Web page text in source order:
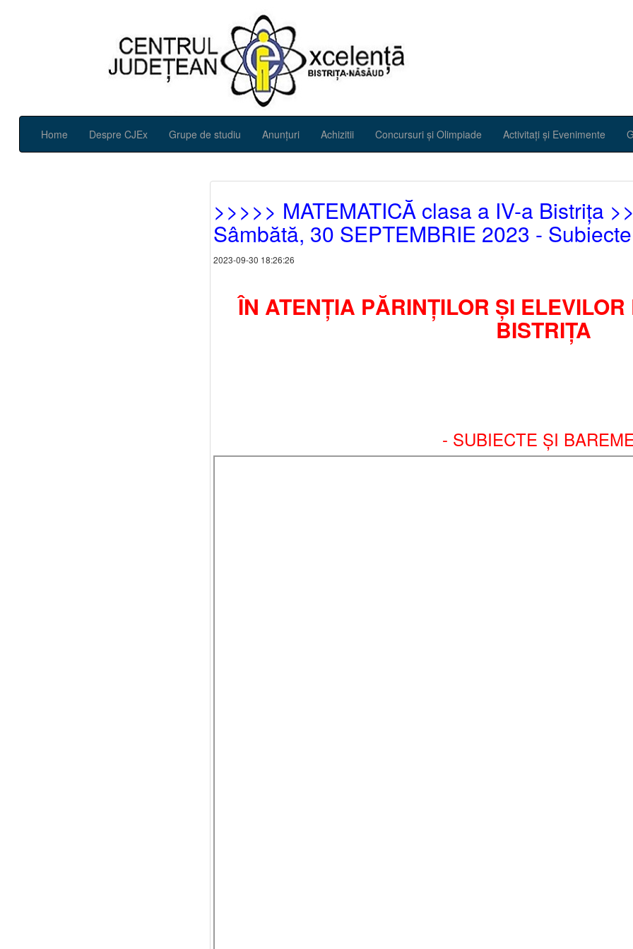
Home Despre CJEx Grupe de studiu Anunțuri Achizitii Concursuri și Olimpiade Activitați și Evenimente
>>>>> MATEMATICĂ clasa a IV-a Bistrița
Sâmbătă, 30 SEPTEMBRIE 2023 -
2023-09-30 18:26:26
ÎN ATENȚIA PĂRINȚILOR ȘI
BISTRIȚA
- SUBIECTE ȘI